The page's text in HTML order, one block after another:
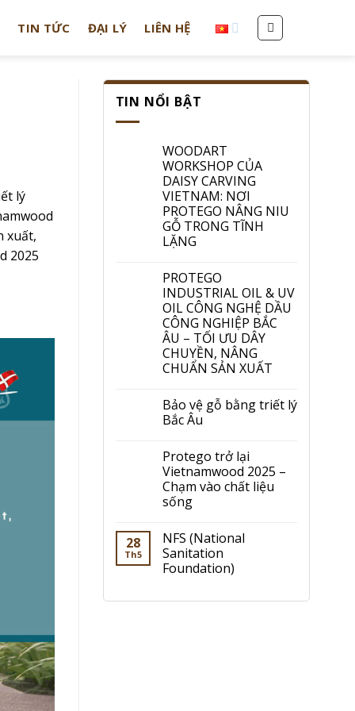
TIN TỨC ĐẠI LÝ LIÊN HỆ
lý
xuất,
2025
TIN NỔI BẬT
WOODART
WORKSHOP CỦA
DAISY CARVING
VIETNAM: NƠI
PROTEGO NÂNG NIU
GỖ TRONG TĨNH
LẶNG
PROTEGO
INDUSTRIAL OIL & UV
OIL CÔNG NGHỆ DẦU
CÔNG NGHIỆP BẮC
ÂU – TỐI ƯU DÂY
CHUYỀN, NÂNG
CHUẨN SẢN XUẤT
Bảo vệ gỗ bằng triết lý
Bắc Âu
Protego trở lại
Vietnamwood 2025 –
Chạm vào chất liệu
sống
28
Th5
NFS (National
Sanitation
Foundation)